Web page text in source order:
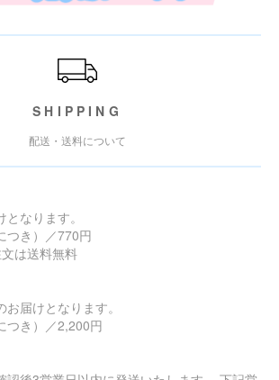
SHIPPING
配送・送料について
なります。
つき）／770円
は送料無料
届けとなります。
つき）／2,200円